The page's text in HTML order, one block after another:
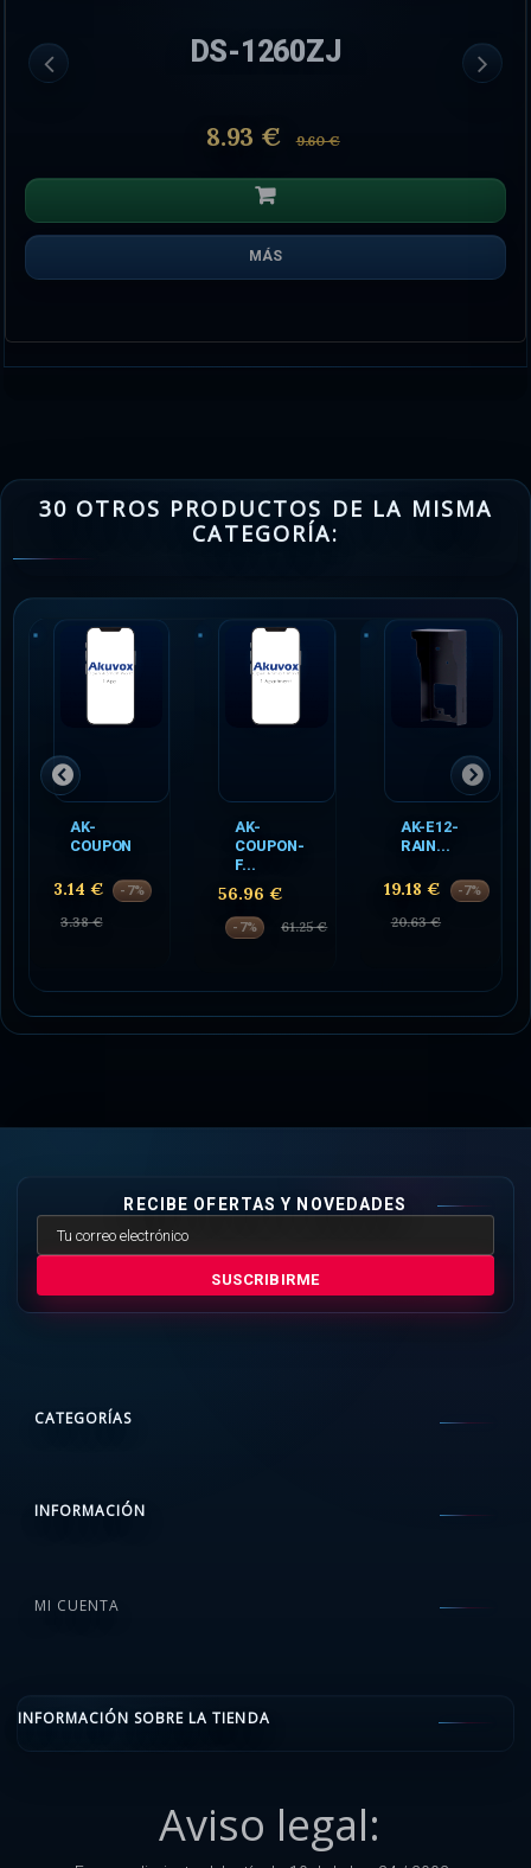
DS-1260ZJ
8.93 € 9.60 €
MÁS
30 OTROS PRODUCTOS DE LA MISMA
CATEGORÍA:
AK-
COUPON
3.14 € -7%
3.38 €
AK-
COUPON-
F...
56.96 €
-7% 61.25 €
AK-E12-
RAIN...
19.18 € -7%
20.63 €
RECIBE OFERTAS Y NOVEDADES
SUSCRIBIRME
CATEGORÍAS
INFORMACIÓN
MI CUENTA
INFORMACIÓN SOBRE LA TIENDA
Aviso legal: